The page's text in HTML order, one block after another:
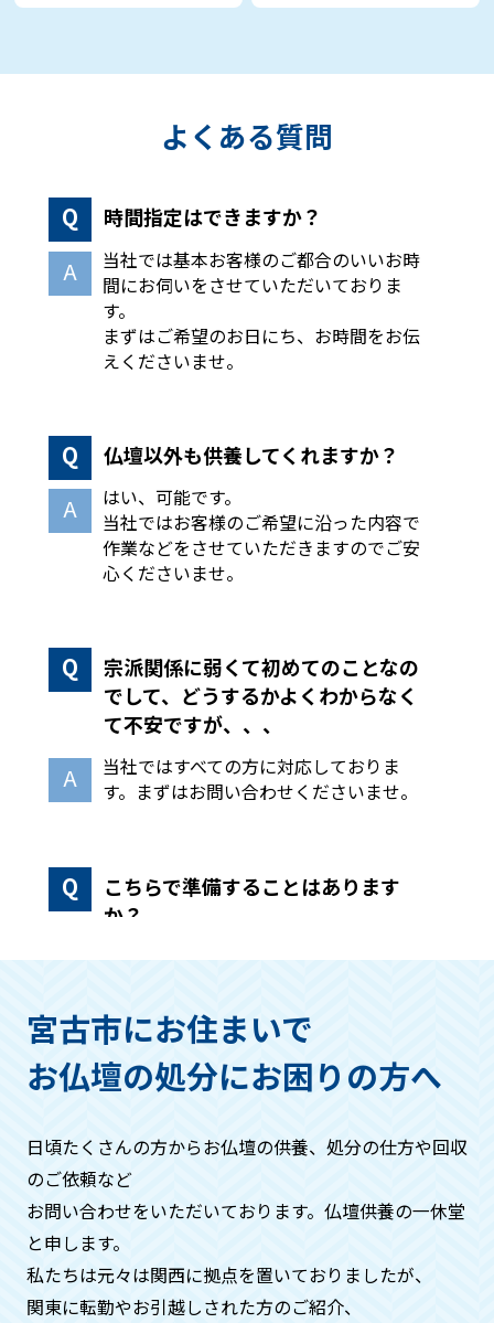
よくある質問
時間指定はできますか？
当社では基本お客様のご都合のいいお時
間にお伺いをさせていただいておりま
す。
まずはご希望のお日にち、お時間をお伝
えくださいませ。
仏壇以外も供養してくれますか？
はい、可能です。
当社ではお客様のご希望に沿った内容で
作業などをさせていただきますのでご安
心くださいませ。
宗派関係に弱くて初めてのことなの
でして、どうするかよくわからなく
て不安ですが、、、
当社ではすべての方に対応しておりま
す。まずはお問い合わせくださいませ。
こちらで準備することはあります
か？
手続きや回収作業などはこちらで全て行
ただき、回収する仏具などは箱などにお
入れください。
基本的には・お問い合わせ→見積もり→
ご希望日時にお伺い、回収→お支払い→
供養→処分→供養証明証発行。といった
流れになります。
宮古市にお住まいで
お仏壇の処分にお困りの方へ
日頃たくさんの方からお仏壇の供養、処分の仕方や回収
のご依頼など
お問い合わせをいただいております。仏壇供養の一休堂
と申します。
私たちは元々は関⻄に拠点を置いておりましたが、
関東に転勤やお引越しされた方のご紹介、